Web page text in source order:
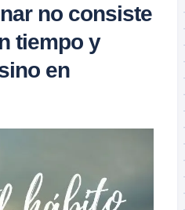
no consiste
tiempo y
en